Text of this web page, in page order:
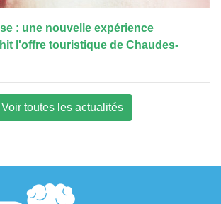
: une nouvelle expérience
l'offre touristique de Chaudes-
Voir toutes les actualités